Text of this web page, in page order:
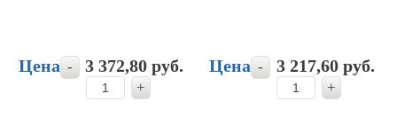
Цена 3 372,80 руб.
-
+
Цена 3 217,60 руб.
-
+